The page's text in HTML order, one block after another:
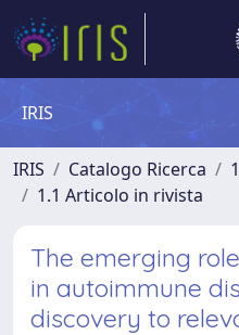
IRIS
IRIS Catalogo Ricerca
1.1 Articolo in rivista
The emerging
in autoimmune
discovery to